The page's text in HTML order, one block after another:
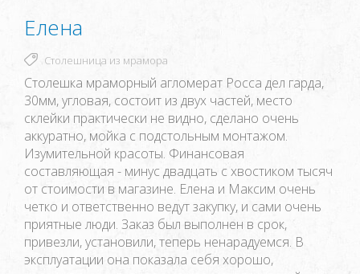
Елена
Столешница из мрамора
Столешка мраморный агломерат Росса дел гарда,
30мм, угловая, состоит из двух частей, место
склейки практически не видно, сделано очень
аккуратно, мойка с подстольным монтажом.
Изумительной красоты. Финансовая
составляющая - минус двадцать с хвостиком тысяч
от стоимости в магазине. Елена и Максим очень
четко и ответственно ведут закупку, и сами очень
приятные люди. Заказ был выполнен в срок,
привезли, установили, теперь ненарадуемся. В
эксплуатации она показала себя хорошо,